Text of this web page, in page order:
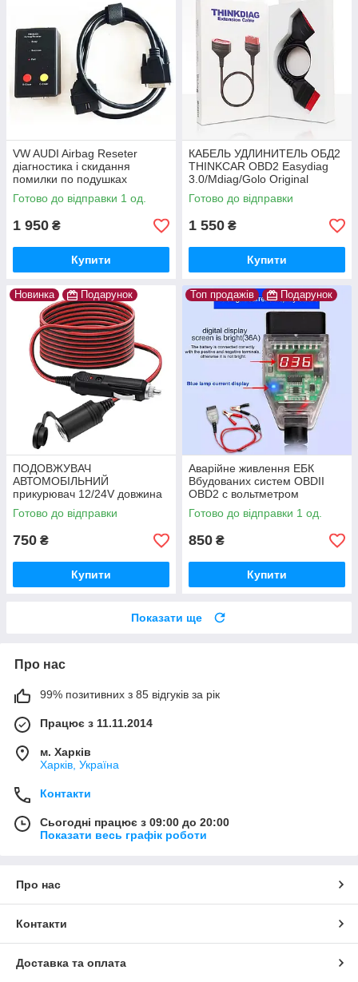
VW AUDI Airbag Reseter
діагностика і скидання
помилки по подушках
безпеки
Готово до відправки 1 од.
1 950 ₴
Купити
КАБЕЛЬ УДЛИНИТЕЛЬ ОБД2
THINKCAR OBD2 Easydiag
3.0/Mdiag/Golo Original
THINKDIAG
Готово до відправки
1 550 ₴
Купити
Новинка Подарунок
ПОДОВЖУВАЧ
АВТОМОБІЛЬНИЙ
прикурювач 12/24V довжина
3 метра
Готово до відправки
750 ₴
Купити
Топ продажів Подарунок
Аварійне живлення ЕБК
Вбудованих систем OBDII
OBD2 c вольтметром
Готово до відправки 1 од.
850 ₴
Купити
Показати ще
Про нас
99% позитивних з 85 відгуків за рік
Працює з 11.11.2014
м. Харків
Харків, Україна
Контакти
Сьогодні працює з 09:00 до 20:00
Показати весь графік роботи
Про нас
Контакти
Доставка та оплата